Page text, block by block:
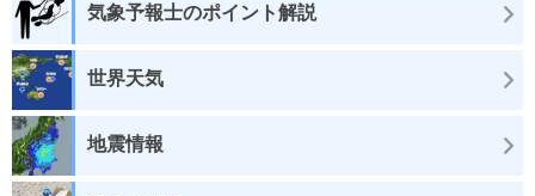
気象予報士のポイント解説
世界天気
地震情報